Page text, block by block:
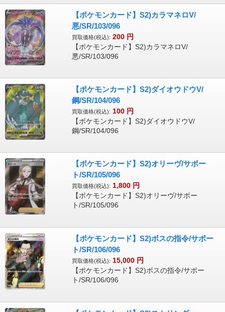
【ポケモンカード】S2)カラマネロV/
悪/SR/103/096
買取価格(税込): 200 円
【ポケモンカード】S2)カラマネロV/
悪/SR/103/096
【ポケモンカード】S2)ダイオウドウV/
鋼/SR/104/096
買取価格(税込): 100 円
【ポケモンカード】S2)ダイオウドウV/
鋼/SR/104/096
【ポケモンカード】S2)オリーヴ/サポー
ト/SR/105/096
買取価格(税込): 1,800 円
【ポケモンカード】S2)オリーヴ/サポー
ト/SR/105/096
【ポケモンカード】S2)ボスの指令/サポー
ト/SR/106/096
買取価格(税込): 15,000 円
【ポケモンカード】S2)ボスの指令/サポー
ト/SR/106/096